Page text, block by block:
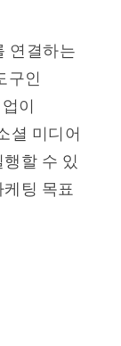
연결하는
구인
이
셜 미디어
할 수 있
팅 목표